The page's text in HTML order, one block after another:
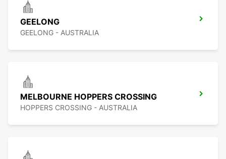
GEELONG
GEELONG - AUSTRALIA
MELBOURNE HOPPERS CROSSING
HOPPERS CROSSING - AUSTRALIA